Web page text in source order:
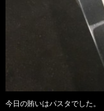
今日の賄いはパスタでした。